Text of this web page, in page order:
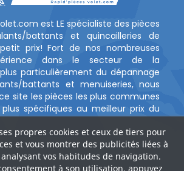
propres cookies et ceux de tiers pour
et vous montrer des publicités liées à
vos habitudes de navigation.
à son utilisation, appuyez
est LE spécialiste des pièces
battants et quincailleries de
prix! Fort de nos nombreuses
dans le secteur de la
particulièrement du dépannage
battants et menuiseries, nous
site les pièces les plus communes
spécifiques au meilleur prix du